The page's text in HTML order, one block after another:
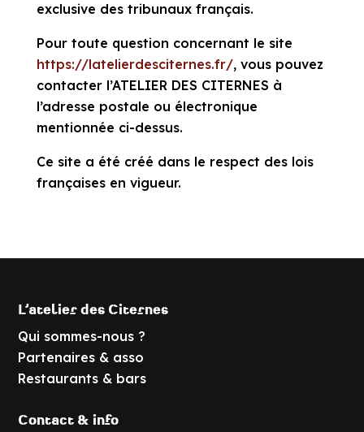
exclusive des tribunaux français.
Pour toute question concernant le site
https://latelierdesciternes.fr/, vous pouvez
contacter l’ATELIER DES CITERNES à
l’adresse postale ou électronique
mentionnée ci-dessus.
Ce site a été créé dans le respect des lois
françaises en vigueur.
L’atelier des Citernes
Qui sommes-nous ?
Partenaires & asso
Restaurants & bars
Contact & info